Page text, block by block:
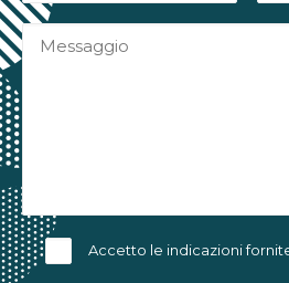
Accetto le indicazioni